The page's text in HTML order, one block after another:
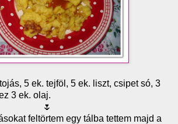
5 ek. tejföl, 5 ek. liszt, csipet só, 3
3 ek. olaj.
🌷
feltörtem egy tálba tettem majd a